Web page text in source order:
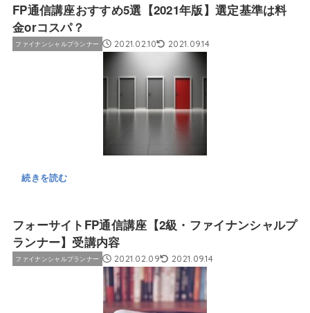
FP通信講座おすすめ5選【2021年版】選定基準は料
金orコスパ？
ファイナンシャルプランナー 2021.02.10 2021.09.14
続きを読む
フォーサイトFP通信講座【2級・ファイナンシャルプ
ランナー】受講内容
ファイナンシャルプランナー 2021.02.09 2021.09.14